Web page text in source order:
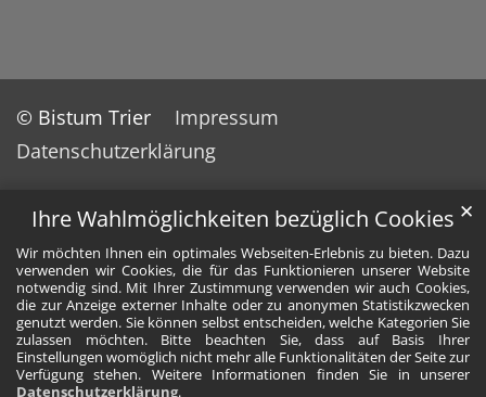
Ihre Wahlmöglichkeiten bezüglich Cookies
Wir möchten Ihnen ein optimales Webseiten-Erlebnis zu bieten. Dazu
verwenden wir Cookies, die für das Funktionieren unserer Website
notwendig sind. Mit Ihrer Zustimmung verwenden wir auch Cookies,
die zur Anzeige externer Inhalte oder zu anonymen Statistikzwecken
genutzt werden. Sie können selbst entscheiden, welche Kategorien Sie
zulassen möchten. Bitte beachten Sie, dass auf Basis Ihrer
Einstellungen womöglich nicht mehr alle Funktionalitäten der Seite zur
Verfügung stehen. Weitere Informationen finden Sie in unserer
Datenschutzerklärung.
✕
© Bistum Trier
Impressum
Datenschutzerklärung